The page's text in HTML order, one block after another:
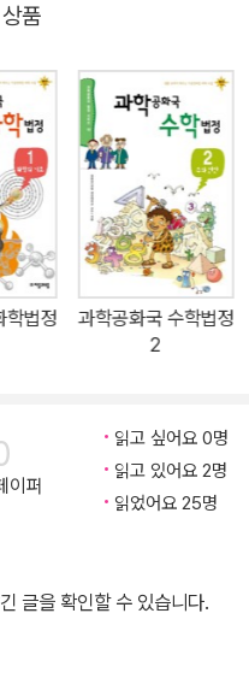
력, 중력, 만유인력, 공기저
속력과 속도, 관성, 작용과 반
에서 일어나는 사건과 운동
을 예로 들어 설명한다. 우리
법칙이 무엇인지 배우고 실
다양한 예를 실생활에서 일어
다.
어나거나 일어날 수 있는 사
해 유체의 여러 가지 경우를
과학의 다양한 이론부터 직접
함께 나누는 네이버 카페 정
운영하고 있다.
물리학과 양자론>. 계속적으
어 줄 것이다. 전자총에
부딪힐까?｜방전관에서 나
질의 상태는 몇 가지로 나눌
위치 오차와 속도 오차의 관
인지 정확히 구분할 수 있을
리방법은 다를까? 《물리
건’에서 방전 현상에 의해 전
설명하며, ‘제2장 원자 모형
도를 동시에 정확히 알 수 없
관한 개념을 보다 시원하게
자핵에 관한 사건’에서는 같
끌고 있으며 핵분열과 원자핵
있는 답변으로 사건을 풀어
품
학법정
과학공화국 수학법정
2
이퍼
읽고 싶어요 0명
읽고 있어요 2명
읽었어요 25명
글을 확인할 수 있습니다.